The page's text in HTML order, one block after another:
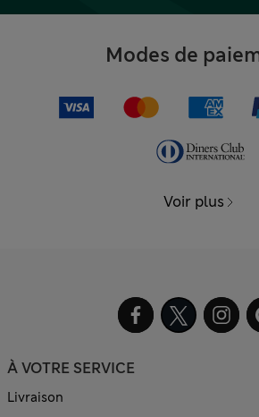
Modes de
Voir plus
À VOTRE SERVICE
Livraison